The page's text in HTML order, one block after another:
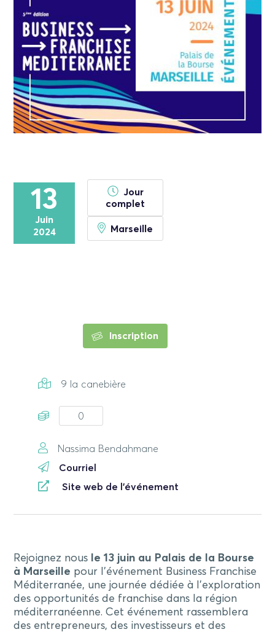
13
Juin
2024
Jour
complet
Marseille
Inscription
9 la canebière
0
Nassima Bendahmane
Courriel
Site web de l'événement
Rejoignez nous le 13 juin au Palais de la Bourse
à Marseille pour l’événement Business Franchise
Méditerranée, une journée dédiée à l’exploration
des opportunités de franchise dans la région
méditerranéenne. Cet événement rassemblera
des entrepreneurs, des investisseurs et des